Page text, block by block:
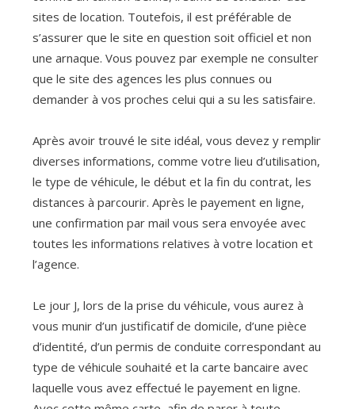
sites de location. Toutefois, il est préférable de
s’assurer que le site en question soit officiel et non
une arnaque. Vous pouvez par exemple ne consulter
que le site des agences les plus connues ou
demander à vos proches celui qui a su les satisfaire.
Après avoir trouvé le site idéal, vous devez y remplir
diverses informations, comme votre lieu d’utilisation,
le type de véhicule, le début et la fin du contrat, les
distances à parcourir. Après le payement en ligne,
une confirmation par mail vous sera envoyée avec
toutes les informations relatives à votre location et
l’agence.
Le jour J, lors de la prise du véhicule, vous aurez à
vous munir d’un justificatif de domicile, d’une pièce
d’identité, d’un permis de conduite correspondant au
type de véhicule souhaité et la carte bancaire avec
laquelle vous avez effectué le payement en ligne.